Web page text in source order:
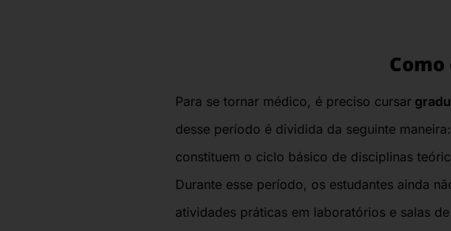
Para se tornar médico, é preciso cursar
desse período é dividida da seguinte
constituem o ciclo básico de disciplinas
Durante esse período, os estudantes ainda
atividades práticas em laboratórios e salas